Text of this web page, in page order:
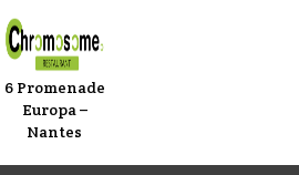
6 Promenade
Europa –
Nantes